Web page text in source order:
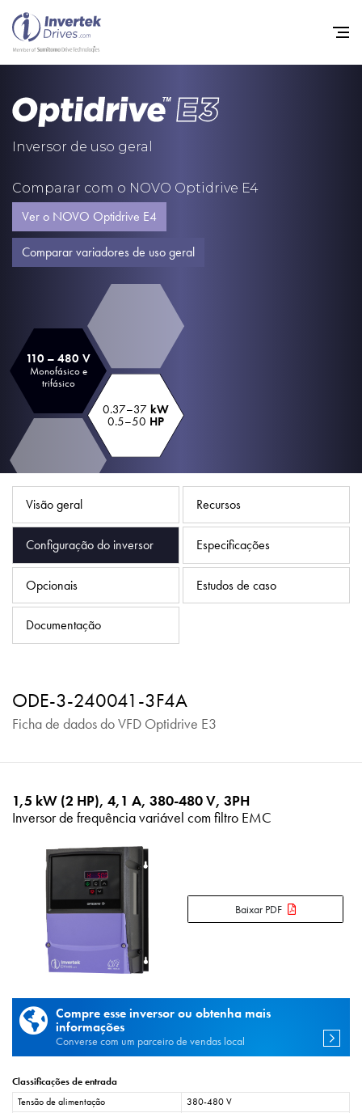
Inversor de uso geral
Comparar com o NOVO Optidrive E4
Ver o NOVO Optidrive E4
Comparar variadores de uso geral
110 – 480 V
Monofásico e
trifásico
0.37–37 kW
0.5–50 HP
Visão geral Recursos
Configuração do inversor Especificações
Opcionais Estudos de caso
Documentação
ODE-3-240041-3F4A
Ficha de dados do VFD Optidrive E3
1,5 kW (2 HP), 4,1 A, 380-480 V, 3PH
Inversor de frequência variável com filtro EMC
Baixar PDF
Compre esse inversor ou obtenha mais
informações
Converse com um parceiro de vendas local
Classificações de entrada
Tensão de alimentação
380-480 V